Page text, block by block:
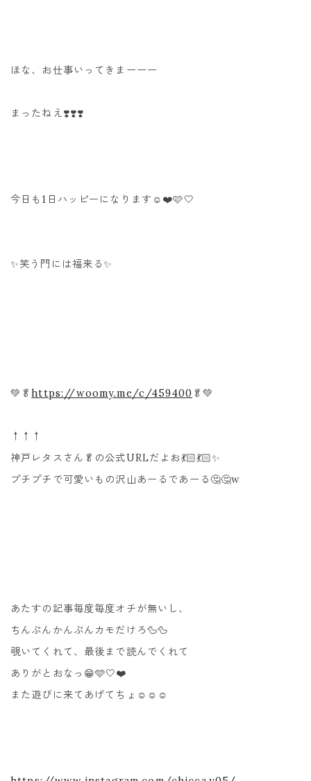
ほな、お仕事いってきまーーー
まったねえ❣️❣️❣️
今日も1日ハッピーになります☺️❤️🩷🤍
✨笑う門には福来る✨
💚🥬https://woomy.me/c/459400 🥬💚
↑↑↑
神戸レタスさん🥬の公式URLだよお💃🏻💃🏻✨
プチプチで可愛いもの沢山あーるであーる🤔🤔w
あたすの記事毎度毎度オチが無いし、
ちんぷんかんぷんカモだけろ🦆🦆
覗いてくれて、最後まで読んでくれて
ありがとおなっ😁🩵🤍❤️
また遊びに来てあげてちょ☺️☺️☺️